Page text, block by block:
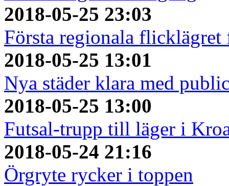
2018-05-25 23:03
Första regionala
2018-05-25 13:01
Nya städer klara med
2018-05-25 13:00
Futsal-trupp till läger i
2018-05-24 21:16
Örgryte rycker i toppen